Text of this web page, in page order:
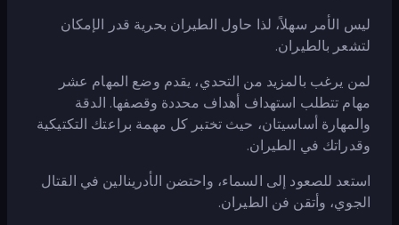
ليس الأمر سهلاً، لذا حاول الطيران بحرية قدر الإمكان
لتشعر بالطيران.
لمن يرغب بالمزيد من التحدي، يقدم وضع المهام عشر
مهام تتطلب استهداف أهداف محددة وقصفها. الدقة
والمهارة أساسيتان، حيث تختبر كل مهمة براعتك التكتيكية
وقدراتك في الطيران.
استعد للصعود إلى السماء، واحتضن الأدرينالين في القتال
الجوي، وأتقن فن الطيران.